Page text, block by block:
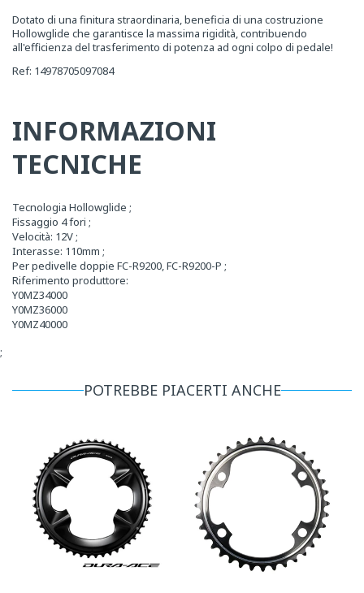
Dotato di una finitura straordinaria, beneficia di una costruzione
Hollowglide che garantisce la massima rigidità, contribuendo
all'efficienza del trasferimento di potenza ad ogni colpo di pedale!
Ref: 14978705097084
INFORMAZIONI
TECNICHE
Tecnologia Hollowglide ;
Fissaggio 4 fori ;
Velocità: 12V ;
Interasse: 110mm ;
Per pedivelle doppie FC-R9200, FC-R9200-P ;
Riferimento produttore:
Y0MZ34000
Y0MZ36000
Y0MZ40000
;
POTREBBE PIACERTI ANCHE